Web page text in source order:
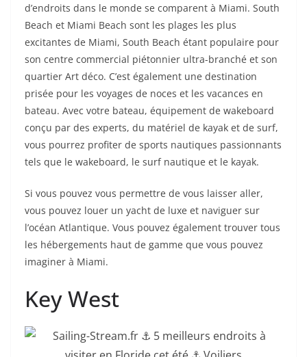
d’endroits dans le monde se comparent à Miami. South
Beach et Miami Beach sont les plages les plus
excitantes de Miami, South Beach étant populaire pour
son centre commercial piétonnier ultra-branché et son
quartier Art déco. C’est également une destination
prisée pour les voyages de noces et les vacances en
bateau. Avec votre bateau, équipement de wakeboard
conçu par des experts, du matériel de kayak et de surf,
vous pourrez profiter de sports nautiques passionnants
tels que le wakeboard, le surf nautique et le kayak.
Si vous pouvez vous permettre de vous laisser aller,
vous pouvez louer un yacht de luxe et naviguer sur
l’océan Atlantique. Vous pouvez également trouver tous
les hébergements haut de gamme que vous pouvez
imaginer à Miami.
Key West